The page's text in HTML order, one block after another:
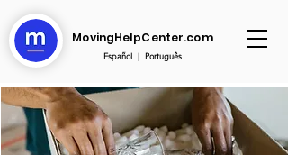
MovingHelpCenter.com
Español| Português